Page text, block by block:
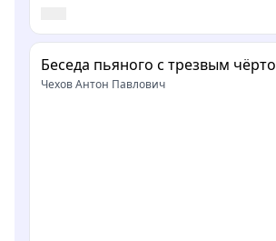
Беседа пьяного с трезвым
Чехов Антон Павлович